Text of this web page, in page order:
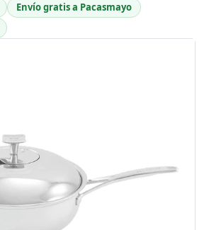
Envío gratis a Pacasmayo